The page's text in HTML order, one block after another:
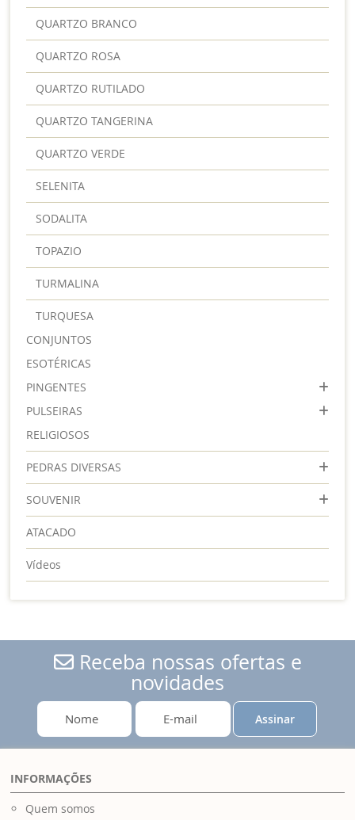
QUARTZO BRANCO
QUARTZO ROSA
QUARTZO RUTILADO
QUARTZO TANGERINA
QUARTZO VERDE
SELENITA
SODALITA
TOPAZIO
TURMALINA
TURQUESA
CONJUNTOS
ESOTÉRICAS
PINGENTES
PULSEIRAS
RELIGIOSOS
PEDRAS DIVERSAS
SOUVENIR
ATACADO
Vídeos
Receba nossas ofertas e
novidades
Assinar
INFORMAÇÕES
Quem somos